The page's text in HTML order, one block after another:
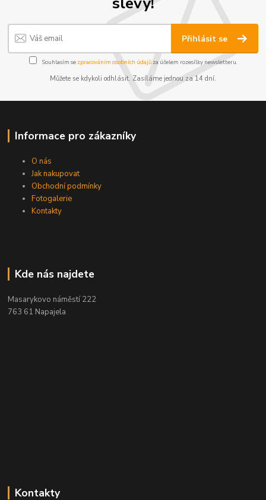
Přihlásit se
Souhlasím se zpracováním osobních údajůza účelem rozesílky newsletteru.
Můžete se kdykoli odhlásit. Zasíláme jednou za 14 dní.
Informace pro zákazníky
O nás
Jak nakupovat
Obchodní podmínky
Fotogalerie
Kontakty
Kde nás najdete
Masarykovo náměstí 222
763 61 Napajela
Kontakty